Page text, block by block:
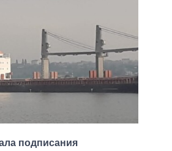
подписания